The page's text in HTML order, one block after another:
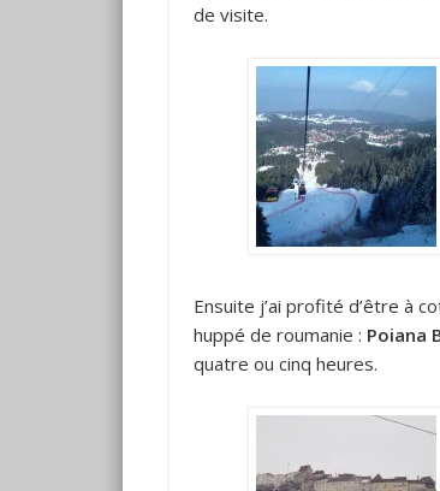
de visite.
Ensuite j’ai profité d’être à
huppé de roumanie : Poiana
quatre ou cinq heures.